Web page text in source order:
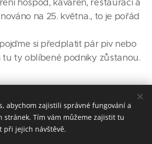
hospod, kaváren, restaurací a
na 25. května., to je pořád
si předplatit pár piv nebo
tu ty oblíbené podniky zůstanou.
abychom zajistili správné fungování a
stránek. Tím vám můžeme zajistit tu
při jejich návštěvě.